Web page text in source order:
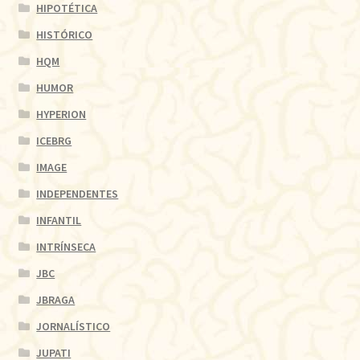
HIPOTÉTICA
HISTÓRICO
HQM
HUMOR
HYPERION
ICEBRG
IMAGE
INDEPENDENTES
INFANTIL
INTRÍNSECA
JBC
JBRAGA
JORNALÍSTICO
JUPATI